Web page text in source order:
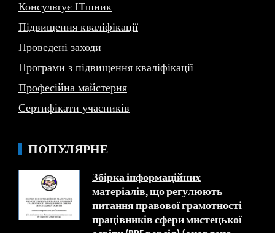
Консультує ITшник
Підвищення кваліфікації
Проведені заходи
Програми з підвищення кваліфікації
Професійна майстерня
Сертифікати учасників
ПОПУЛЯРНЕ
Збірка інформаційних
матеріалів, що регулюють
питання правової грамотності
працівників сфери мистецької